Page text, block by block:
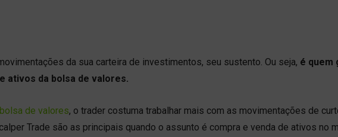
da sua carteira de investimentos, seu sustento. Ou seja, é quem
ativos da bolsa de valores.
bolsa de valores, o trader costuma trabalhar mais com as movimentações de
Trade são as principais quando o assunto é compra e venda de ativos no